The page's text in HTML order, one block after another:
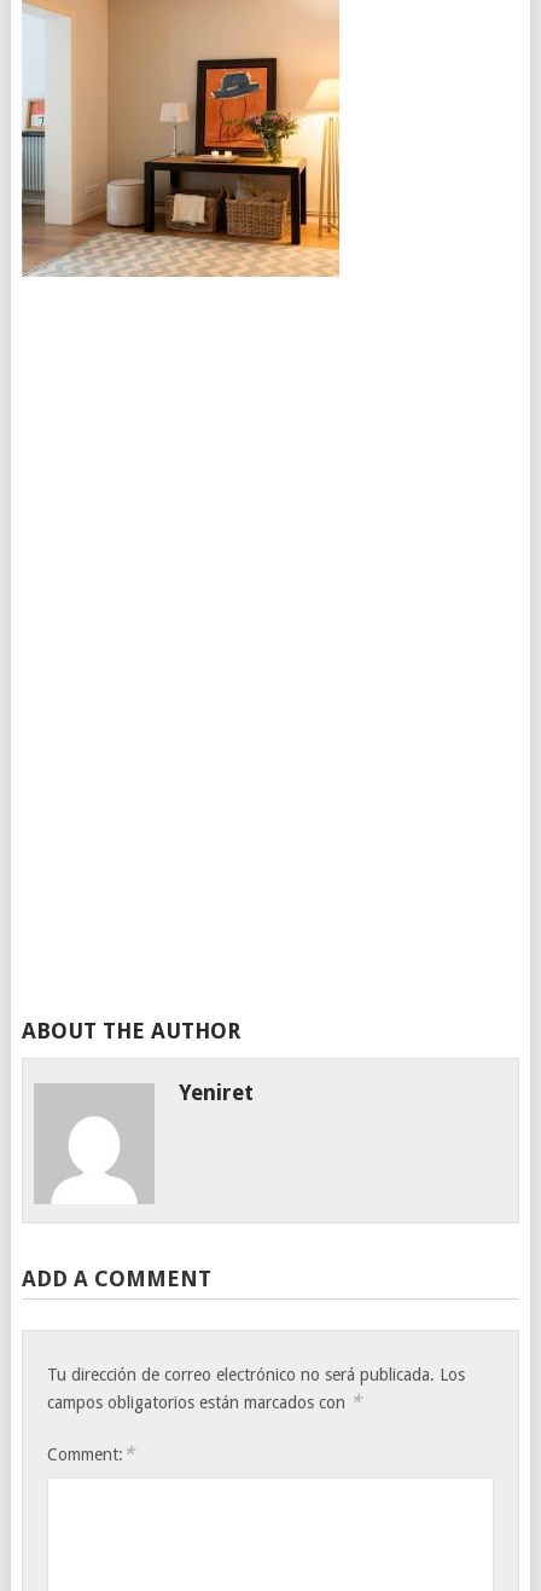
ABOUT THE AUTHOR
Yeniret
ADD A COMMENT
Tu dirección de correo electrónico no será publicada. Los
campos obligatorios están marcados con *
Comment: *